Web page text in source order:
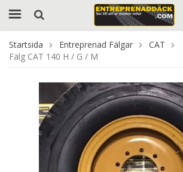
Startsida Entreprenad Fälgar
CAT
Fälg CAT 140 H / G / M